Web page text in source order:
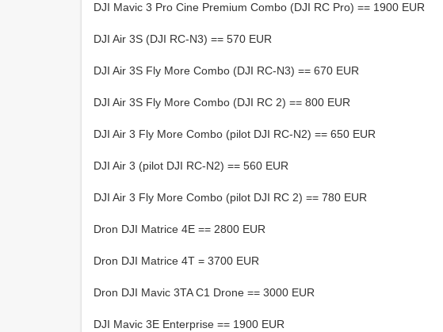
DJI Mavic 3 Pro Cine Premium Combo (DJI RC Pro) == 1900 EUR
DJI Air 3S (DJI RC-N3) == 570 EUR
DJI Air 3S Fly More Combo (DJI RC-N3) == 670 EUR
DJI Air 3S Fly More Combo (DJI RC 2) == 800 EUR
DJI Air 3 Fly More Combo (pilot DJI RC-N2) == 650 EUR
DJI Air 3 (pilot DJI RC-N2) == 560 EUR
DJI Air 3 Fly More Combo (pilot DJI RC 2) == 780 EUR
Dron DJI Matrice 4E == 2800 EUR
Dron DJI Matrice 4T = 3700 EUR
Dron DJI Mavic 3TA C1 Drone == 3000 EUR
DJI Mavic 3E Enterprise == 1900 EUR